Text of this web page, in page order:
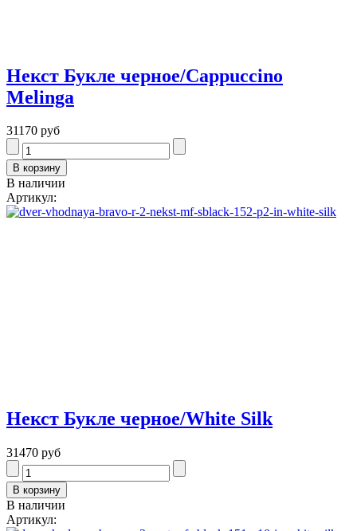
Некст Букле черное/Cappuccino
Melinga
31170 руб
В наличии
Артикул:
Некст Букле черное/White Silk
31470 руб
В наличии
Артикул: